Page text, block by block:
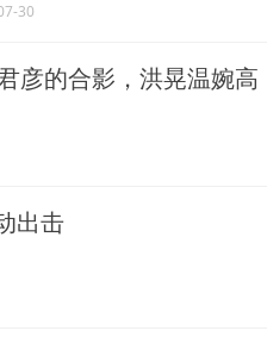
30
彦的合影，洪晃温婉高
出击